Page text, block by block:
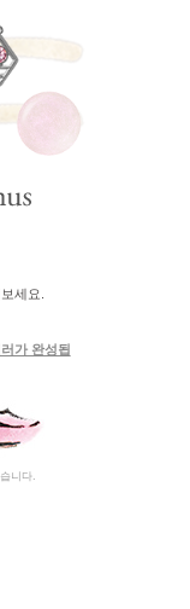
세요.
가 완성됩
니다.